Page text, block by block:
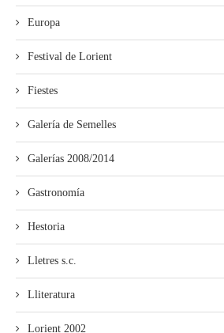
Europa
Festival de Lorient
Fiestes
Galería de Semelles
Galerías 2008/2014
Gastronomía
Hestoria
Lletres s.c.
Lliteratura
Lorient 2002